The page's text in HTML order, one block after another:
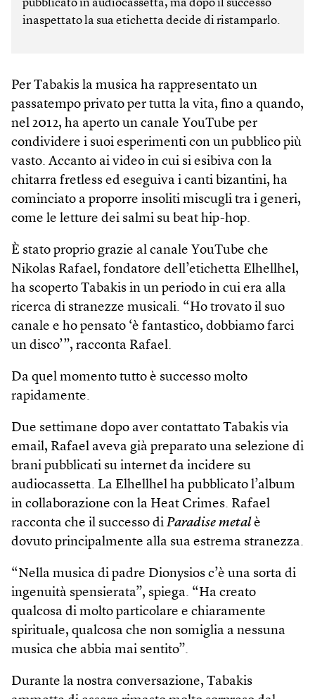
pubblicato in audiocassetta, ma dopo il successo
inaspettato la sua etichetta decide di ristamparlo.
Per Tabakis la musica ha rappresentato un
passatempo privato per tutta la vita, fino a quando,
nel 2012, ha aperto un canale YouTube per
condividere i suoi esperimenti con un pubblico più
vasto. Accanto ai video in cui si esibiva con la
chitarra fretless ed eseguiva i canti bizantini, ha
cominciato a proporre insoliti miscugli tra i generi,
come le letture dei salmi su beat hip-hop.
È stato proprio grazie al canale YouTube che
Nikolas Rafael, fondatore dell’etichetta Elhellhel,
ha scoperto Tabakis in un periodo in cui era alla
ricerca di stranezze musicali. “Ho trovato il suo
canale e ho pensato ‘è fantastico, dobbiamo farci
un disco’”, racconta Rafael.
Da quel momento tutto è successo molto
rapidamente.
Due settimane dopo aver contattato Tabakis via
email, Rafael aveva già preparato una selezione di
brani pubblicati su internet da incidere su
audiocassetta. La Elhellhel ha pubblicato l’album
in collaborazione con la Heat Crimes. Rafael
racconta che il successo di Paradise metal è
dovuto principalmente alla sua estrema stranezza.
“Nella musica di padre Dionysios c’è una sorta di
ingenuità spensierata”, spiega. “Ha creato
qualcosa di molto particolare e chiaramente
spirituale, qualcosa che non somiglia a nessuna
musica che abbia mai sentito”.
Durante la nostra conversazione, Tabakis